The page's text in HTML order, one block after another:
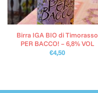
Birra IGA BIO di Timorasso
PER BACCO! – 6,8% VOL
€4,50